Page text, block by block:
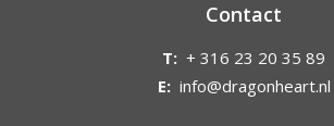
Contact
T: + 316 23 20 35 89
E: info@dragonheart.nl